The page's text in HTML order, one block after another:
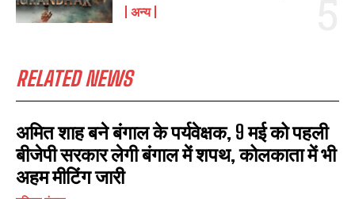
I WANT IN
I've read and accept the
अन्य
RELATED NEWS
अमित शाह बने बंगाल के पर्यवेक्षक, 9 मई को पहली
बीजेपी सरकार लेगी बंगाल में शपथ, कोलकाता में भी
अहम मीटिंग जारी